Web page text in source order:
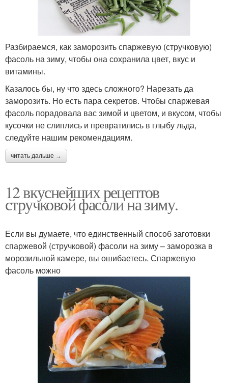
Разбираемся, как заморозить спаржевую (стручковую)
фасоль на зиму, чтобы она сохранила цвет, вкус и
витамины.
Казалось бы, ну что здесь сложного? Нарезать да
заморозить. Но есть пара секретов. Чтобы спаржевая
фасоль порадовала вас зимой и цветом, и вкусом, чтобы
кусочки не слиплись и превратились в глыбу льда,
следуйте нашим рекомендациям.
читать дальше →
12 вкуснейших рецептов
стручковой фасоли на зиму.
Если вы думаете, что единственный способ заготовки
спаржевой (стручковой) фасоли на зиму – заморозка в
морозильной камере, вы ошибаетесь. Спаржевую
фасоль можно